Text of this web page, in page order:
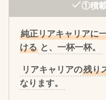
①積
純正リアキャリアに
ける と、一杯一杯。
リアキャリアの残り
なります。